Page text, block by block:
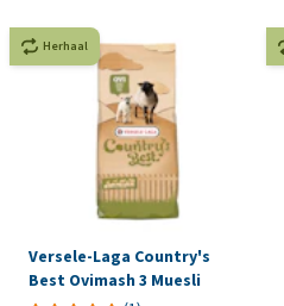
Herhaal
Versele-Laga Country's
Best Ovimash 3 Muesli